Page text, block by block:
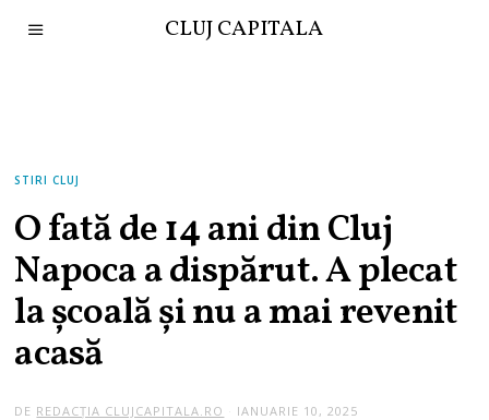
CLUJ CAPITALA
STIRI CLUJ
O fată de 14 ani din Cluj
Napoca a dispărut. A plecat
la școală și nu a mai revenit
acasă
DE REDACȚIA CLUJCAPITALA.RO IANUARIE 10, 2025